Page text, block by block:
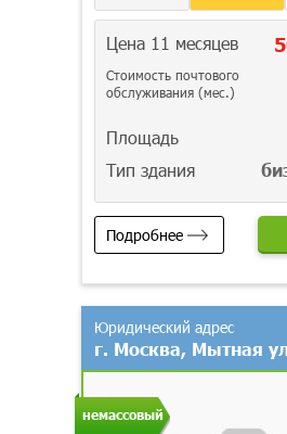
Цена 11 месяцев
Стоимость почтового
обслуживания (мес.)
Площадь
Тип здания
Подробнее
немассовый
Юридический адрес
г. Москва, Мытная